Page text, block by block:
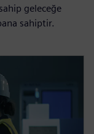
geleceğe
sahiptir.